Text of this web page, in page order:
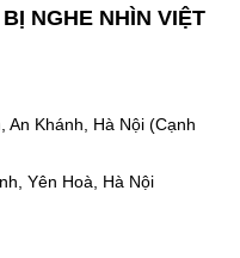
NGHE NHÌN VIỆT
An Khánh, Hà Nội (Cạnh
Yên Hoà, Hà Nội